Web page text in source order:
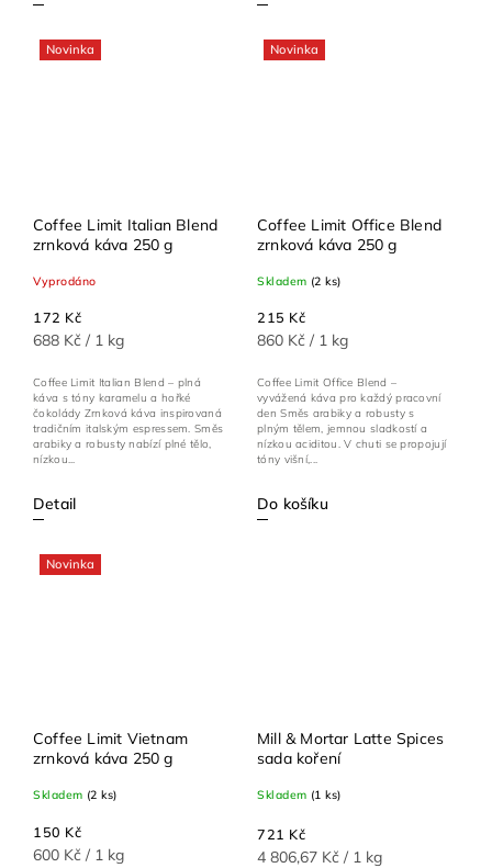
Novinka
Coffee Limit Italian Blend
zrnková káva 250 g
Vyprodáno
172 Kč
688 Kč / 1 kg
Detail
Coffee Limit Italian Blend – plná
káva s tóny karamelu a hořké
čokolády Zrnková káva inspirovaná
tradičním italským espressem. Směs
arabiky a robusty nabízí plné tělo,
nízkou...
Novinka
Coffee Limit Office Blend
zrnková káva 250 g
Skladem (2 ks)
215 Kč
860 Kč / 1 kg
Do košíku
Coffee Limit Office Blend –
vyvážená káva pro každý pracovní
den Směs arabiky a robusty s
plným tělem, jemnou sladkostí a
nízkou aciditou. V chuti se propojují
tóny višní,...
Novinka
Coffee Limit Vietnam
zrnková káva 250 g
Skladem (2 ks)
150 Kč
600 Kč / 1 kg
Mill & Mortar Latte Spices
sada koření
Skladem (1 ks)
721 Kč
4 806,67 Kč / 1 kg